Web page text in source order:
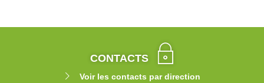
CONTACTS
Voir les contacts par direction